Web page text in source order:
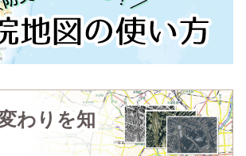
わりを知